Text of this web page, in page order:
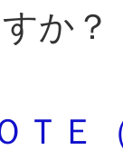
か？
ＴＥ